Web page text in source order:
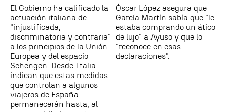
El Gobierno ha calificado la
actuación italiana de
"injustificada,
discriminatoria y contraria"
a los principios de la Unión
Europea y del espacio
Schengen. Desde Italia
indican que estas medidas
que controlan a algunos
viajeros de España
permanecerán hasta, al
Óscar López asegura que
García Martín sabía que "le
estaba comprando un ático
de lujo" a Ayuso y que lo
"reconoce en esas
declaraciones".